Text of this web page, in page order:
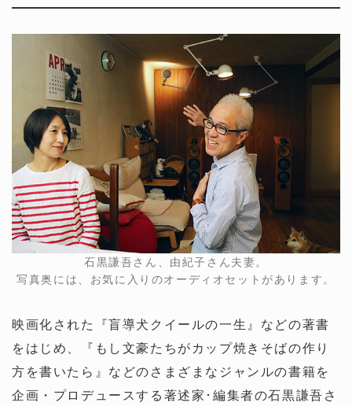
石黒謙吾さん、由紀子さん夫妻。
写真奥には、お気に入りのオーディオセットがあります。
映画化された『盲導犬クイールの一生』などの著書
をはじめ、『もし文豪たちがカップ焼きそばの作り
方を書いたら』などのさまざまなジャンルの書籍を
企画・プロデュースする著述家･編集者の石黒謙吾さ